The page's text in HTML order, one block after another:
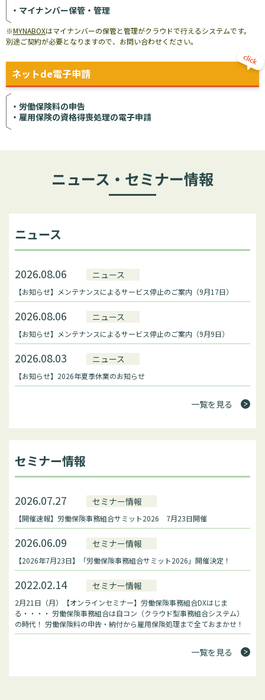
マイナンバー保管・管理
※MYNABOXはマイナンバーの保管と管理がクラウドで行えるシステムです。
別途ご契約が必要となりますので、お問い合わせください。
ネットde電子申請
労働保険料の申告
雇用保険の資格得喪処理の電子申請
ニュース・セミナー情報
ニュース
2026.08.06 ニュース
【お知らせ】メンテナンスによるサービス停止のご案内（9月17日）
2026.08.06 ニュース
【お知らせ】メンテナンスによるサービス停止のご案内（9月9日）
2026.08.03 ニュース
【お知らせ】2026年夏季休業のお知らせ
一覧を見る
セミナー情報
2026.07.27 セミナー情報
【開催速報】労働保険事務組合サミット2026 7月23日開催
2026.06.09 セミナー情報
【2026年7月23日】「労働保険事務組合サミット2026」開催決定！
2022.02.14 セミナー情報
2月21日（月）【オンラインセミナー】労働保険事務組合DXはじま
る・・・・ 労働保険事務組合は自コン（クラウド型事務組合システム）
の時代！ 労働保険料の申告・納付から雇用保険処理まで全ておまかせ！
一覧を見る